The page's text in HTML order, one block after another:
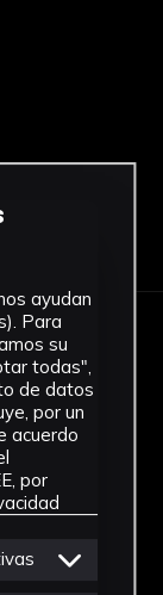
ayudan
Para
su
todas",
de datos
por un
acuerdo
por